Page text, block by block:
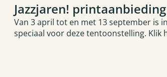
Jazzjaren! printaanbieding
Van 3 april tot en met 13 september is
speciaal voor deze tentoonstelling.